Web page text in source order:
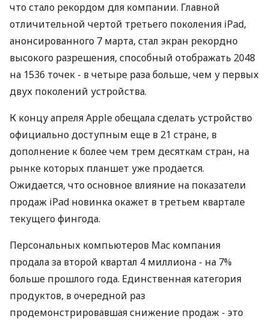
что стало рекордом для компании. Главной
отличительной чертой третьего поколения iPad,
анонсированного 7 марта, стал экран рекордно
высокого разрешения, способный отображать 2048
на 1536 точек - в четыре раза больше, чем у первых
двух поколений устройства.
К концу апреля Apple обещала сделать устройство
официально доступным еще в 21 стране, в
дополнение к более чем трем десяткам стран, на
рынке которых планшет уже продается.
Ожидается, что основное влияние на показатели
продаж iPad новинка окажет в третьем квартале
текущего фингода.
Персональных компьютеров Mac компания
продала за второй квартал 4 миллиона - на 7%
больше прошлого года. Единственная категория
продуктов, в очередной раз
продемонстрировавшая снижение продаж - это